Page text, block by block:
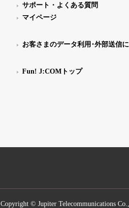
サポート・よくある質問
マイページ
お客さまのデータ利用･外部送信
Fun! J:COMトップ
Copyright © Jupiter Telecommunications